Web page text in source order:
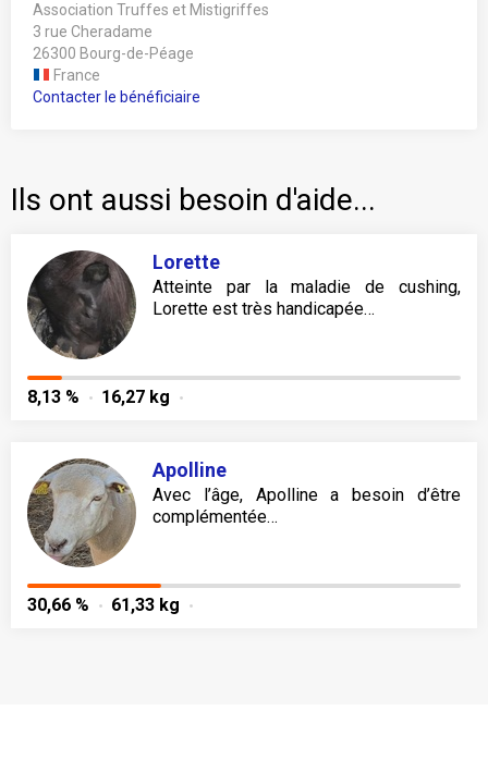
Association Truffes et Mistigriffes
3 rue Cheradame
26300 Bourg-de-Péage
France
Contacter le bénéficiaire
Ils ont aussi besoin d'aide...
Lorette
Atteinte par la maladie de cushing,
Lorette est très handicapée…
8,13 % 16,27 kg
Apolline
Avec l’âge, Apolline a besoin d’être
complémentée…
30,66 % 61,33 kg